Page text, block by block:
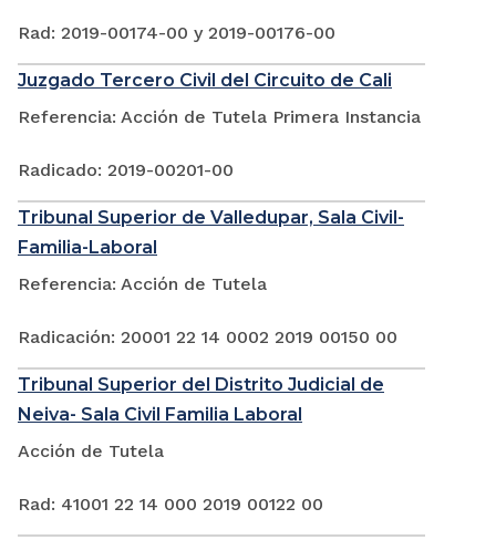
Rad: 2019-00174-00 y 2019-00176-00
Juzgado Tercero Civil del Circuito de Cali
Referencia: Acción de Tutela Primera Instancia
Radicado: 2019-00201-00
Tribunal Superior de Valledupar, Sala Civil-
Familia-Laboral
Referencia: Acción de Tutela
Radicación: 20001 22 14 0002 2019 00150 00
Tribunal Superior del Distrito Judicial de
Neiva- Sala Civil Familia Laboral
Acción de Tutela
Rad: 41001 22 14 000 2019 00122 00